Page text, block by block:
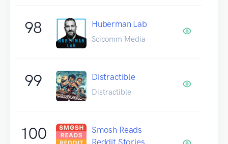
98 Huberman Lab
Scicomm Media
99 Distractible
Distractible
100
Smosh Reads
Reddit Stories